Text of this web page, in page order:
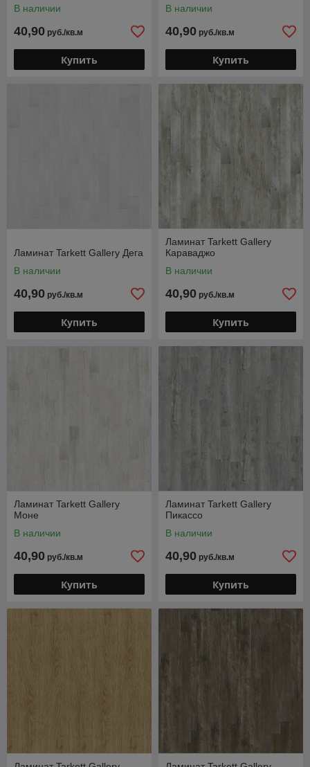
В наличии
40,90 руб./кв.м
Купить
В наличии
40,90 руб./кв.м
Купить
Ламинат Tarkett Gallery Дега
В наличии
40,90 руб./кв.м
Купить
Ламинат Tarkett Gallery
Караваджо
В наличии
40,90 руб./кв.м
Купить
Ламинат Tarkett Gallery
Моне
В наличии
40,90 руб./кв.м
Купить
Ламинат Tarkett Gallery
Пикассо
В наличии
40,90 руб./кв.м
Купить